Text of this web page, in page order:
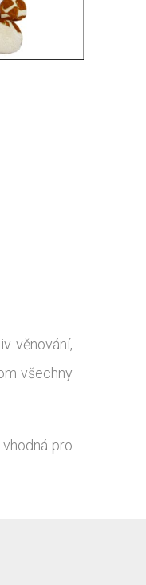
věnování,
všechny
pro